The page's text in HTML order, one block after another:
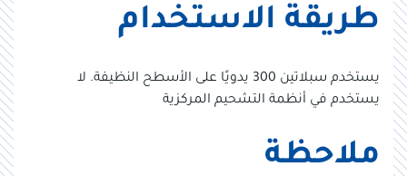
طريقة الاستخدام
يستخدم سبلاتين 300 يدويًا على الأسطح النظيفة. لا
يستخدم في أنظمة التشحيم المركزية
ملاحظة